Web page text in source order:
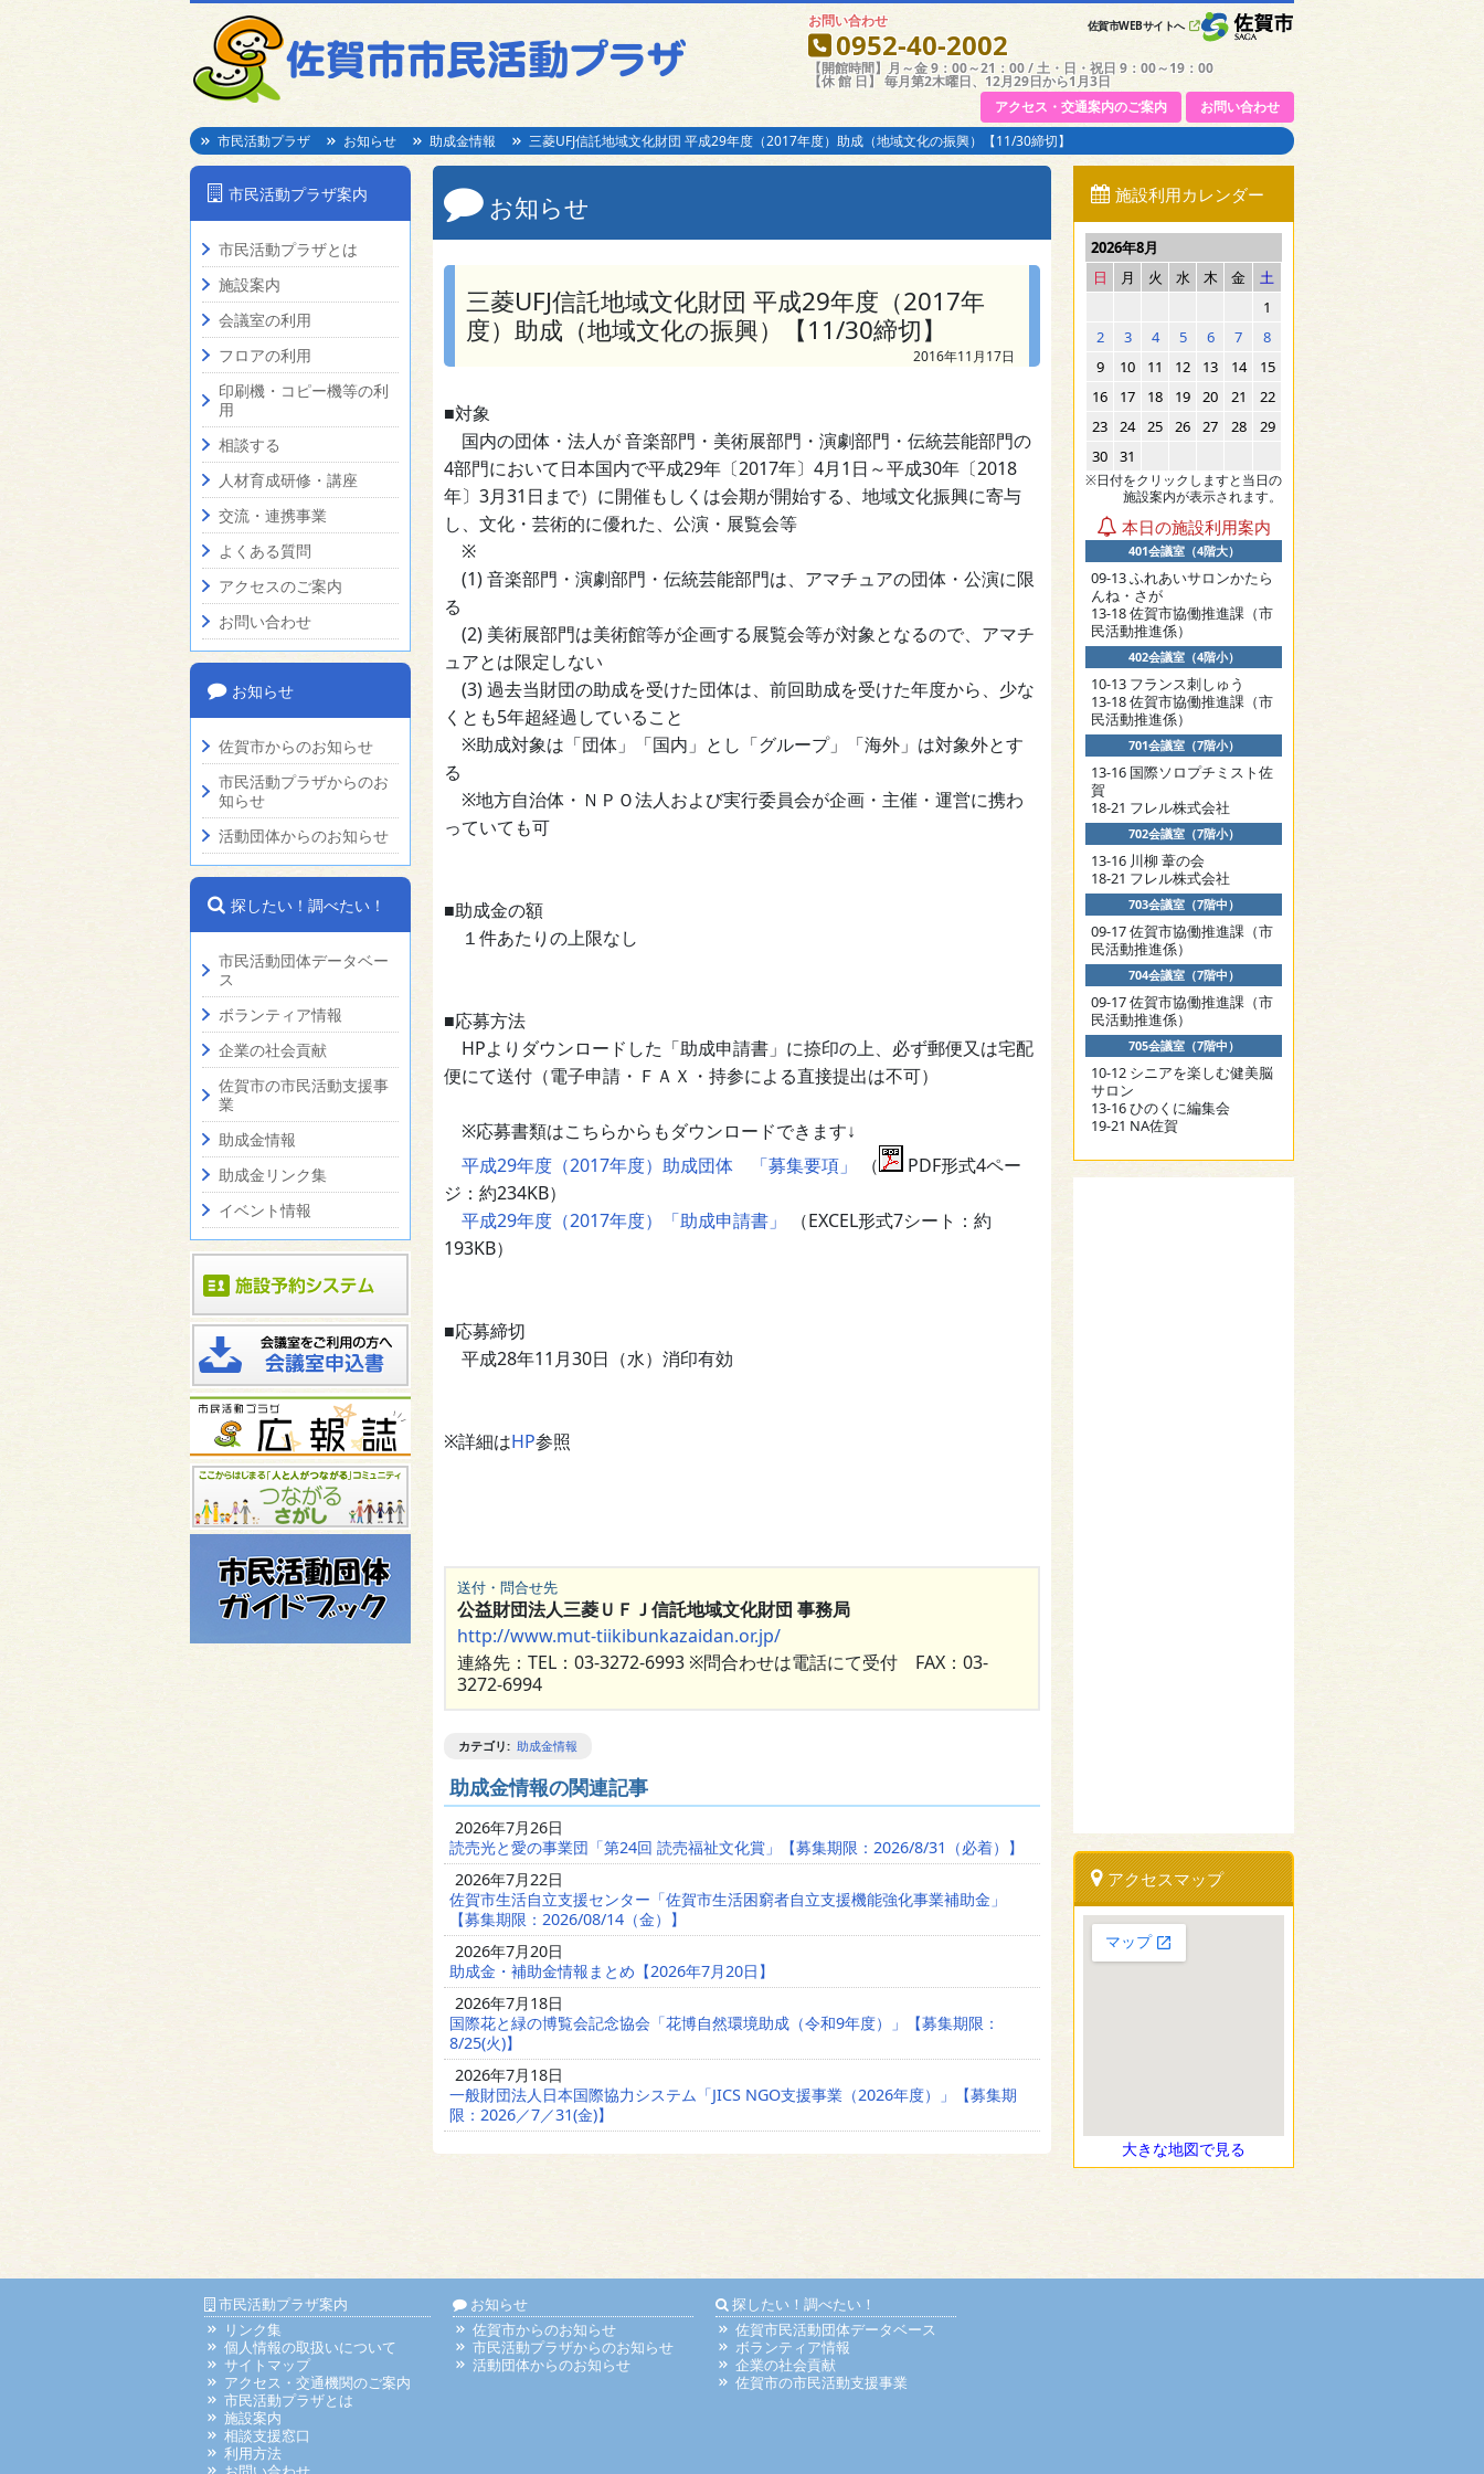
お問い合わせ
0952-40-2002
【開館時間】月～金 9：00～21：00 / 土・日・祝日 9：00～19：00
【休 館 日】 毎月第2木曜日、12月29日から1月3日
佐賀市WEBサイトへ
アクセス・交通案内のご案内
お問い合わせ
市民活動プラザ
お知らせ 助成金情報 三菱UFJ信託地域文化財団 平成29年度（2017年度）助成（地域文化の振興）【11/30締切】
市民活動プラザ案内
市民活動プラザとは
施設案内
会議室の利用
フロアの利用
印刷機・コピー機等の利
用
相談する
人材育成研修・講座
交流・連携事業
よくある質問
アクセスのご案内
お問い合わせ
お知らせ
佐賀市からのお知らせ
市民活動プラザからのお
知らせ
活動団体からのお知らせ
探したい！調べたい！
市民活動団体データベー
ス
ボランティア情報
企業の社会貢献
佐賀市の市民活動支援事
業
助成金情報
助成金リンク集
イベント情報
お知らせ
三菱UFJ信託地域文化財団 平成29年度（2017年
度）助成（地域文化の振興）【11/30締切】
2016年11月17日
■対象
国内の団体・法人が 音楽部門・美術展部門・演劇部門・伝統芸能部門の
4部門において日本国内で平成29年〔2017年〕4月1日～平成30年〔2018
年〕3月31日まで）に開催もしくは会期が開始する、地域文化振興に寄与
し、文化・芸術的に優れた、公演・展覧会等
※
(1) 音楽部門・演劇部門・伝統芸能部門は、アマチュアの団体・公演に限
る
(2) 美術展部門は美術館等が企画する展覧会等が対象となるので、アマチ
ュアとは限定しない
(3) 過去当財団の助成を受けた団体は、前回助成を受けた年度から、少な
くとも5年超経過していること
※助成対象は「団体」「国内」とし「グループ」「海外」は対象外とす
る
※地方自治体・ＮＰＯ法人および実行委員会が企画・主催・運営に携わ
っていても可
■助成金の額
１件あたりの上限なし
■応募方法
HPよりダウンロードした「助成申請書」に捺印の上、必ず郵便又は宅配
便にて送付（電子申請・ＦＡＸ・持参による直接提出は不可）
※応募書類はこちらからもダウンロードできます↓
平成29年度（2017年度）助成団体 「募集要項」
（
PDF形式4ペー
ジ：約234KB）
平成29年度（2017年度）「助成申請書」
（EXCEL形式7シート：約
193KB）
■応募締切
平成28年11月30日（水）消印有効
※詳細はHP参照
送付・問合せ先
公益財団法人三菱ＵＦＪ信託地域文化財団 事務局
http://www.mut-tiikibunkazaidan.or.jp/
連絡先：TEL：03-3272-6993 ※問合わせは電話にて受付 FAX：03-
3272-6994
カテゴリ: 助成金情報
助成金情報の関連記事
2026年7月26日
読売光と愛の事業団「第24回 読売福祉文化賞」【募集期限：2026/8/31（必着）】
2026年7月22日
佐賀市生活自立支援センター「佐賀市生活困窮者自立支援機能強化事業補助金」
【募集期限：2026/08/14（金）】
2026年7月20日
助成金・補助金情報まとめ【2026年7月20日】
2026年7月18日
国際花と緑の博覧会記念協会「花博自然環境助成（令和9年度）」【募集期限：
8/25(火)】
2026年7月18日
一般財団法人日本国際協力システム「JICS NGO支援事業（2026年度）」【募集期
限：2026／7／31(金)】
施設利用カレンダー
2026年8月
日
月 火 水 木 金
土
1
2
3 4 5 6 7
8
9
10 11 12 13 14
15
16
17 18 19 20 21
22
23
24 25 26 27 28
29
30
31
※日付をクリックしますと当日の
施設案内が表示されます。
本日の施設利用案内
401会議室（4階大）
09-13 ふれあいサロンかたら
んね・さが
13-18 佐賀市協働推進課（市
民活動推進係）
402会議室（4階小）
10-13 フランス刺しゅう
13-18 佐賀市協働推進課（市
民活動推進係）
701会議室（7階小）
13-16 国際ソロプチミスト佐
賀
18-21 フレル株式会社
702会議室（7階小）
13-16 川柳 葦の会
18-21 フレル株式会社
703会議室（7階中）
09-17 佐賀市協働推進課（市
民活動推進係）
704会議室（7階中）
09-17 佐賀市協働推進課（市
民活動推進係）
705会議室（7階中）
10-12 シニアを楽しむ健美脳
サロン
13-16 ひのくに編集会
19-21 NA佐賀
アクセスマップ
大きな地図で見る
市民活動プラザ案内
リンク集
個人情報の取扱いについて
サイトマップ
アクセス・交通機関のご案内
市民活動プラザとは
施設案内
相談支援窓口
利用方法
お知らせ
佐賀市からのお知らせ
市民活動プラザからのお知らせ
活動団体からのお知らせ
探したい！調べたい！
佐賀市民活動団体データベース
ボランティア情報
企業の社会貢献
佐賀市の市民活動支援事業